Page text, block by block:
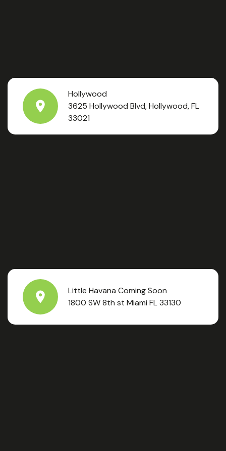
Hollywood
3625 Hollywood Blvd, Hollywood, FL
33021
Little Havana Coming Soon
1800 SW 8th st Miami FL 33130